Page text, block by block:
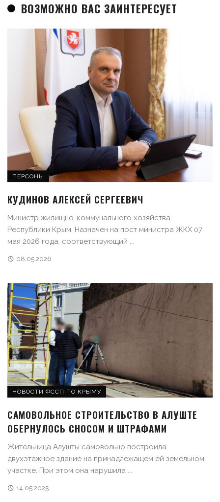
ВОЗМОЖНО ВАС ЗАИНТЕРЕСУЕТ
ПЕРСОНЫ
КУДИНОВ АЛЕКСЕЙ СЕРГЕЕВИЧ
Министр жилищно-коммунального хозяйства
Республики Крым. Назначен на пост министра ЖКХ 07
мая 2026 года, соответствующий ...
08.05.2026
НОВОСТИ ФССП ПО КРЫМУ
САМОВОЛЬНОЕ СТРОИТЕЛЬСТВО В АЛУШТЕ
ОБЕРНУЛОСЬ СНОСОМ И ШТРАФАМИ
Жительница Алушты самовольно построила
двухэтажное здание на принадлежащем ей земельном
участке. При этом она нарушила ...
14.05.2025